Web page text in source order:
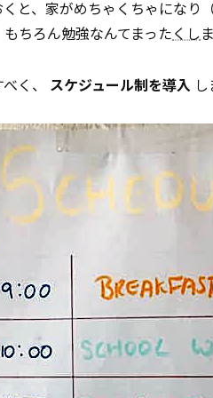
と、家がめちゃくちゃにな
ちろん勉強なんてまったくし
く、 スケジュール制を導入 し